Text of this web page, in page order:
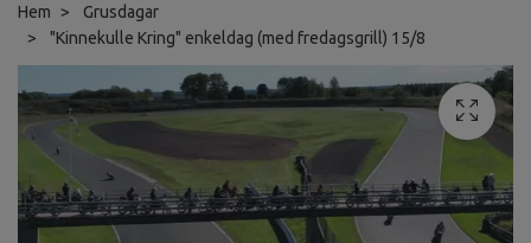
Hem
Grusdagar
"Kinnekulle Kring" enkeldag (med fredagsgrill) 15/8